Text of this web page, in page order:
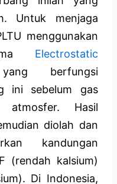
Untuk menjaga
menggunakan
Electrostatic
berfungsi
ini sebelum gas
Hasil
diolah dan
kandungan
(rendah kalsium)
Di Indonesia,